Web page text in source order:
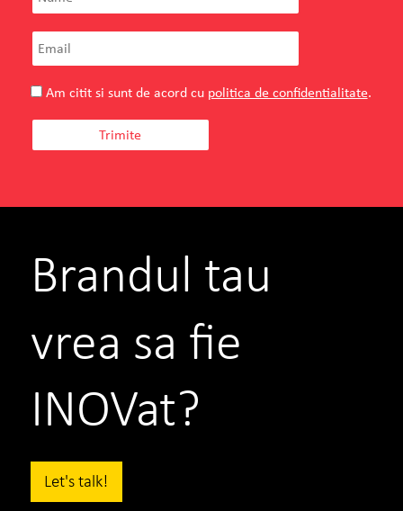
Am citit si sunt de acord cu politica de confidentialitate.
Brandul tau
vrea sa fie
INOVat?
Let's talk!